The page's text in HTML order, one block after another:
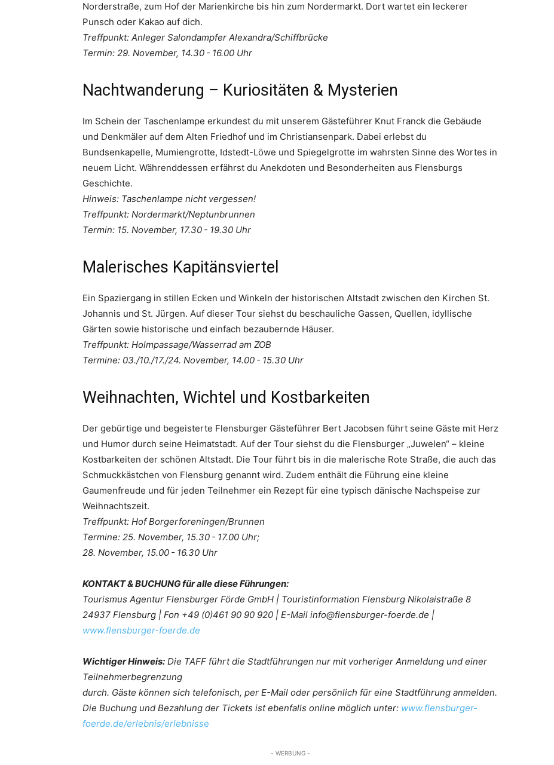
Norderstraße, zum Hof der Marienkirche bis hin zum Nordermarkt. Dort wartet ein leckerer
Punsch oder Kakao auf dich.
Treffpunkt: Anleger Salondampfer Alexandra/Schiffbrücke
Termin: 29. November, 14.30 - 16.00 Uhr
Nachtwanderung – Kuriositäten & Mysterien
Im Schein der Taschenlampe erkundest du mit unserem Gästeführer Knut Franck die Gebäude
und Denkmäler auf dem Alten Friedhof und im Christiansenpark. Dabei erlebst du
Bundsenkapelle, Mumiengrotte, Idstedt-Löwe und Spiegelgrotte im wahrsten Sinne des Wortes in
neuem Licht. Währenddessen erfährst du Anekdoten und Besonderheiten aus Flensburgs
Geschichte.
Hinweis: Taschenlampe nicht vergessen!
Treffpunkt: Nordermarkt/Neptunbrunnen
Termin: 15. November, 17.30 - 19.30 Uhr
Malerisches Kapitänsviertel
Ein Spaziergang in stillen Ecken und Winkeln der historischen Altstadt zwischen den Kirchen St.
Johannis und St. Jürgen. Auf dieser Tour siehst du beschauliche Gassen, Quellen, idyllische
Gärten sowie historische und einfach bezaubernde Häuser.
Treffpunkt: Holmpassage/Wasserrad am ZOB
Termine: 03./10./17./24. November, 14.00 - 15.30 Uhr
Weihnachten, Wichtel und Kostbarkeiten
Der gebürtige und begeisterte Flensburger Gästeführer Bert Jacobsen führt seine Gäste mit Herz
und Humor durch seine Heimatstadt. Auf der Tour siehst du die Flensburger „Juwelen“ – kleine
Kostbarkeiten der schönen Altstadt. Die Tour führt bis in die malerische Rote Straße, die auch das
Schmuckkästchen von Flensburg genannt wird. Zudem enthält die Führung eine kleine
Gaumenfreude und für jeden Teilnehmer ein Rezept für eine typisch dänische Nachspeise zur
Weihnachtszeit.
Treffpunkt: Hof Borgerforeningen/Brunnen
Termine: 25. November, 15.30 - 17.00 Uhr;
28. November, 15.00 - 16.30 Uhr
KONTAKT & BUCHUNG für alle diese Führungen:
Tourismus Agentur Flensburger Förde GmbH | Touristinformation Flensburg Nikolaistraße 8
24937 Flensburg | Fon +49 (0)461 90 90 920 | E-Mail info@flensburger-foerde.de |
www.flensburger-foerde.de
Wichtiger Hinweis: Die TAFF führt die Stadtführungen nur mit vorheriger Anmeldung und einer
Teilnehmerbegrenzung
durch. Gäste können sich telefonisch, per E-Mail oder persönlich für eine Stadtführung anmelden.
Die Buchung und Bezahlung der Tickets ist ebenfalls online möglich unter: www.flensburger-
foerde.de/erlebnis/erlebnisse
- WERBUNG -